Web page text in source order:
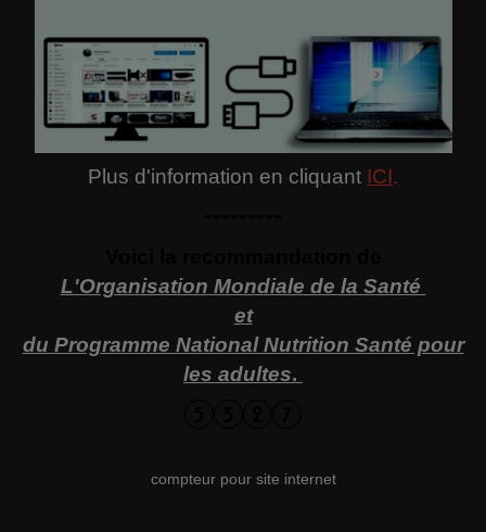
Plus d'information en cliquant ICI.
L'Organisation Mondiale de la Santé
et
du Programme National Nutrition Santé pour
les adultes.
compteur pour site internet